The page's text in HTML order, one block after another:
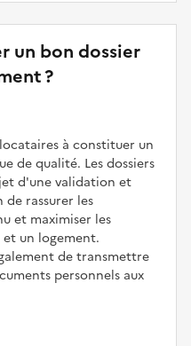
un bon dossier
?
à constituer un
de qualité. Les dossiers
d'une validation et
rassurer les
et maximiser les
un logement.
de transmettre
personnels aux